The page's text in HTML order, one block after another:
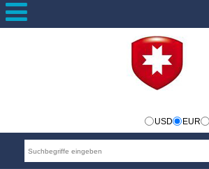
USD EUR